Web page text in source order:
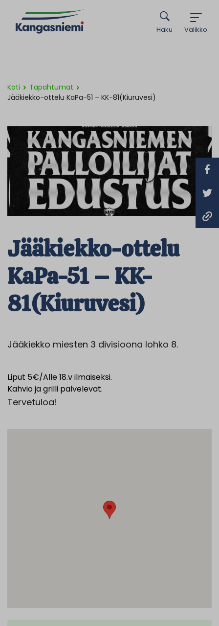
Valikko
Haku
Koti
Tapahtumat
Jääkiekko-ottelu KaPa-51 – KK-81(Kiuruvesi)
Jääkiekko-ottelu
KaPa-51 – KK-
81(Kiuruvesi)
Jääkiekko miesten 3 divisioona lohko 8.
Liput 5€/Alle 18.v ilmaiseksi.
Kahvio ja grilli palvelevat.
Tervetuloa!